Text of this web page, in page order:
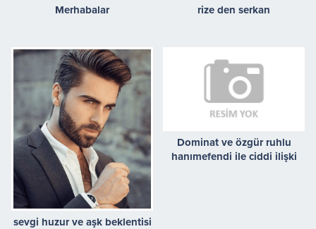
Merhabalar rize den serkan
sevgi huzur ve aşk beklentisi
Dominat ve özgür ruhlu
hanımefendi ile ciddi ilişki